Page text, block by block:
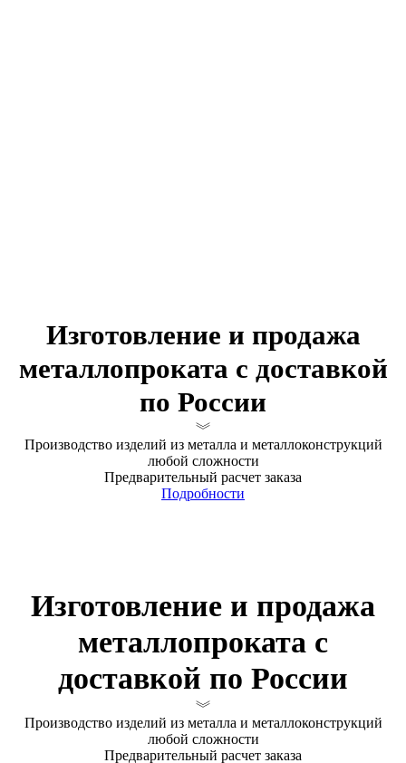
Изготовление и продажа
металлопроката с доставкой
по России
Производство изделий из металла и металлоконструкций
любой сложности
Предварительный расчет заказа
Подробности
Изготовление и продажа
металлопроката с
доставкой по России
Производство изделий из металла и металлоконструкций
любой сложности
Предварительный расчет заказа